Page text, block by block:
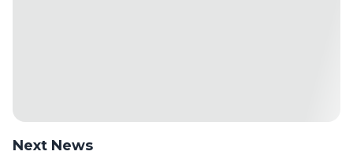
Next News